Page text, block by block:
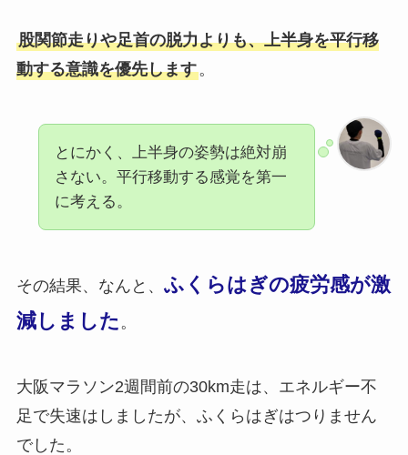
股関節走りや足首の脱力よりも、上半身を平行移
動する意識を優先します。
とにかく、上半身の姿勢は絶対崩
さない。平行移動する感覚を第一
に考える。
その結果、なんと、 ふくらはぎの疲労感が激
減しました 。
大阪マラソン2週間前の30km走は、エネルギー不
足で失速はしましたが、ふくらはぎはつりません
でした。